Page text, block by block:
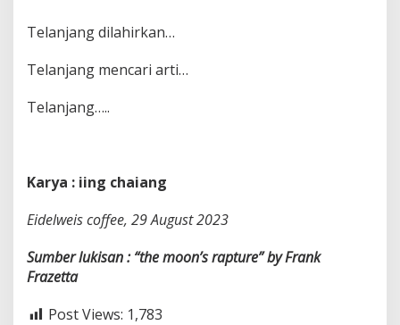
Telanjang dilahirkan…
Telanjang mencari arti…
Telanjang…..
Karya : iing chaiang
Eidelweis coffee, 29 August 2023
Sumber lukisan : “the moon’s rapture” by Frank
Frazetta
Post Views: 1,783